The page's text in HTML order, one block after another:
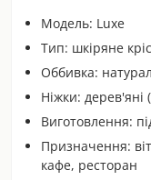
Модель: Luxe
Тип: шкіряне
Оббивка:
Ніжки: дерев'яні
Виготовлення:
Призначення:
кафе, ресторан